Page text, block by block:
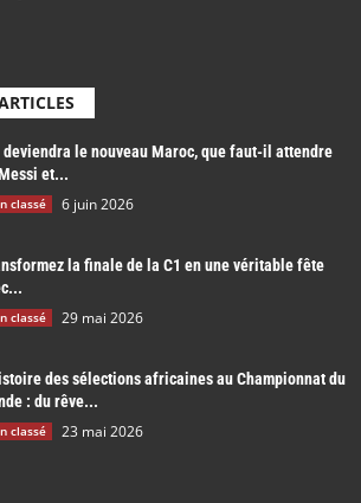
deviendra le nouveau Maroc, que faut-il attendre
et...
classé 6 juin 2026
la finale de la C1 en une véritable fête
classé 29 mai 2026
des sélections africaines au Championnat du
: du rêve...
classé 23 mai 2026